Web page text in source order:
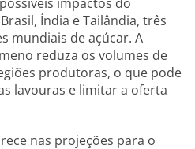
Índia e Tailândia, três
mundiais de açúcar. A
reduza os volumes de
produtoras, o que pode
lavouras e limitar a oferta
nas projeções para o